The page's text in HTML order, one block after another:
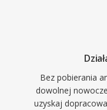
Bez pobierania
dowolnej
uzyskaj